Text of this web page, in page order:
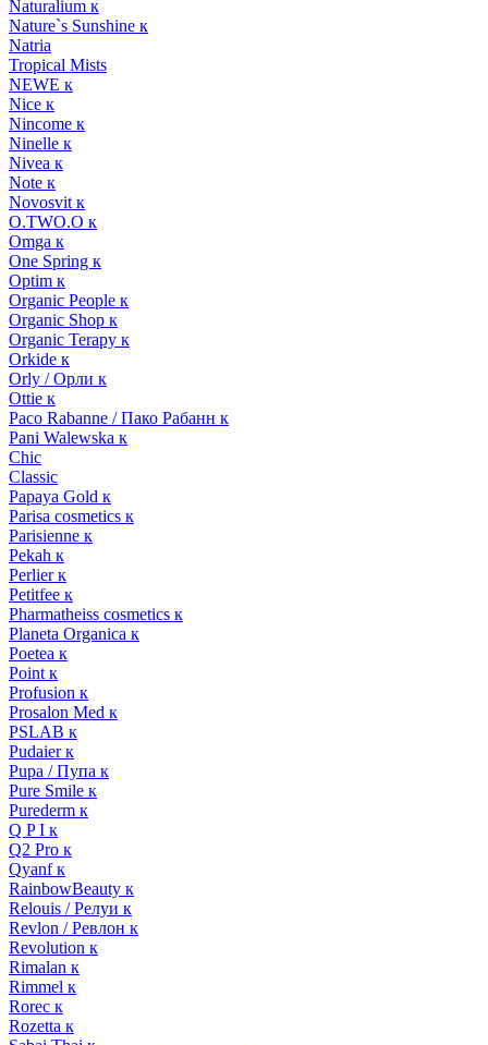
Naturalium к
Nature`s Sunshine к
Natria
Tropical Mists
NEWE к
Nice к
Nincome к
Ninelle к
Nivea к
Note к
Novosvit к
O.TWO.O к
Omga к
One Spring к
Optim к
Organic People к
Organic Shop к
Organic Terapy к
Orkide к
Orly / Орли к
Ottie к
Paco Rabanne / Пако Рабанн к
Pani Walewska к
Chic
Classic
Papaya Gold к
Parisa cosmetics к
Parisienne к
Pekah к
Perlier к
Petitfee к
Pharmatheiss cosmetics к
Planeta Organica к
Poetea к
Point к
Profusion к
Prosalon Med к
PSLAB к
Pudaier к
Pupa / Пупа к
Pure Smile к
Purederm к
Q P I к
Q2 Pro к
Qyanf к
RainbowBeauty к
Relouis / Релуи к
Revlon / Ревлон к
Revolution к
Rimalan к
Rimmel к
Rorec к
Rozetta к